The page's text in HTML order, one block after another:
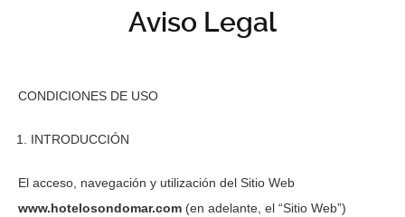
Aviso Legal
CONDICIONES DE USO
INTRODUCCIÓN
El acceso, navegación y utilización del Sitio Web
www.hotelosondomar.com (en adelante, el “Sitio Web”)